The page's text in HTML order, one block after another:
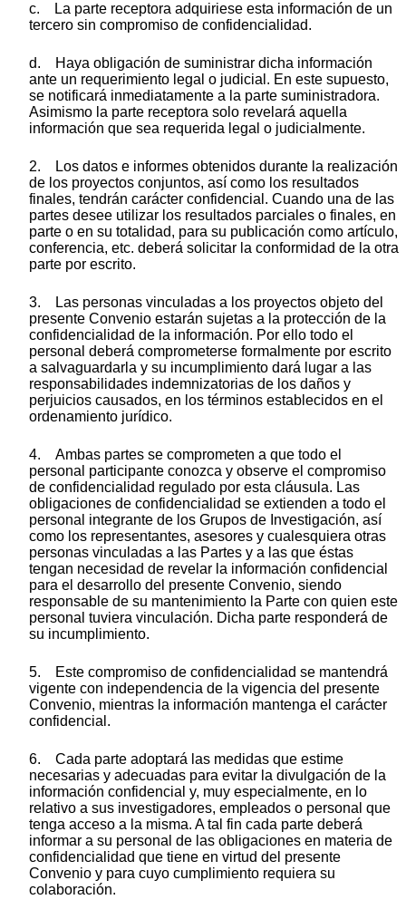
c. La parte receptora adquiriese esta información de un
tercero sin compromiso de confidencialidad.
d. Haya obligación de suministrar dicha información
ante un requerimiento legal o judicial. En este supuesto,
se notificará inmediatamente a la parte suministradora.
Asimismo la parte receptora solo revelará aquella
información que sea requerida legal o judicialmente.
2. Los datos e informes obtenidos durante la realización
de los proyectos conjuntos, así como los resultados
finales, tendrán carácter confidencial. Cuando una de las
partes desee utilizar los resultados parciales o finales, en
parte o en su totalidad, para su publicación como artículo,
conferencia, etc. deberá solicitar la conformidad de la otra
parte por escrito.
3. Las personas vinculadas a los proyectos objeto del
presente Convenio estarán sujetas a la protección de la
confidencialidad de la información. Por ello todo el
personal deberá comprometerse formalmente por escrito
a salvaguardarla y su incumplimiento dará lugar a las
responsabilidades indemnizatorias de los daños y
perjuicios causados, en los términos establecidos en el
ordenamiento jurídico.
4. Ambas partes se comprometen a que todo el
personal participante conozca y observe el compromiso
de confidencialidad regulado por esta cláusula. Las
obligaciones de confidencialidad se extienden a todo el
personal integrante de los Grupos de Investigación, así
como los representantes, asesores y cualesquiera otras
personas vinculadas a las Partes y a las que éstas
tengan necesidad de revelar la información confidencial
para el desarrollo del presente Convenio, siendo
responsable de su mantenimiento la Parte con quien este
personal tuviera vinculación. Dicha parte responderá de
su incumplimiento.
5. Este compromiso de confidencialidad se mantendrá
vigente con independencia de la vigencia del presente
Convenio, mientras la información mantenga el carácter
confidencial.
6. Cada parte adoptará las medidas que estime
necesarias y adecuadas para evitar la divulgación de la
información confidencial y, muy especialmente, en lo
relativo a sus investigadores, empleados o personal que
tenga acceso a la misma. A tal fin cada parte deberá
informar a su personal de las obligaciones en materia de
confidencialidad que tiene en virtud del presente
Convenio y para cuyo cumplimiento requiera su
colaboración.